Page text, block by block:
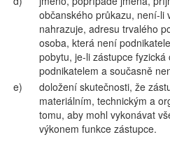
občanského průkazu, není-li
nahrazuje, adresu trvalého
osoba, která není
pobytu, je-li zástupce
podnikatelem a současně
e)
doložení skutečnosti, že
materiálním, technickým a
tomu, aby mohl vykonávat
výkonem funkce zástupce.